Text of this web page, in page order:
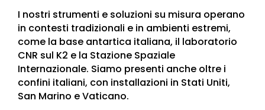
I nostri strumenti e soluzioni su misura operano
in contesti tradizionali e in ambienti estremi,
come la base antartica italiana, il laboratorio
CNR sul K2 e la Stazione Spaziale
Internazionale. Siamo presenti anche oltre i
confini italiani, con installazioni in Stati Uniti,
San Marino e Vaticano.